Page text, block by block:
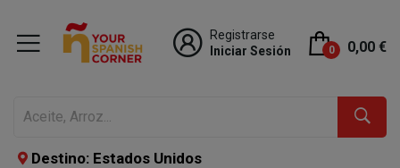
Registrarse
Iniciar Sesión
0 0,00 €
Destino: Estados Unidos